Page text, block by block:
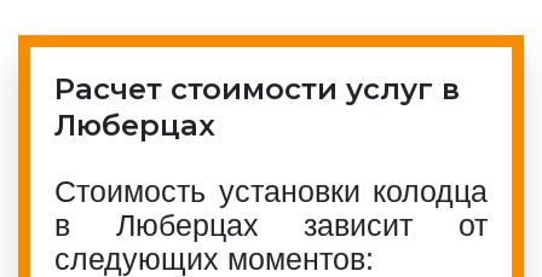
Расчет стоимости услуг в
Люберцах
Стоимость установки колодца
в Люберцах зависит от
следующих моментов: